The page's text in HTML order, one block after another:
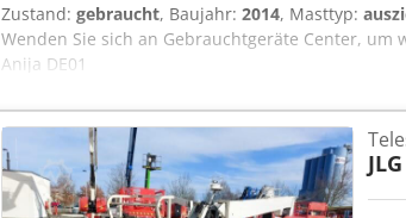
Zustand: gebraucht, Baujahr: 2014, Masttyp:
Wenden Sie sich an Gebrauchtgeräte Center,
Anija DE01
JLG